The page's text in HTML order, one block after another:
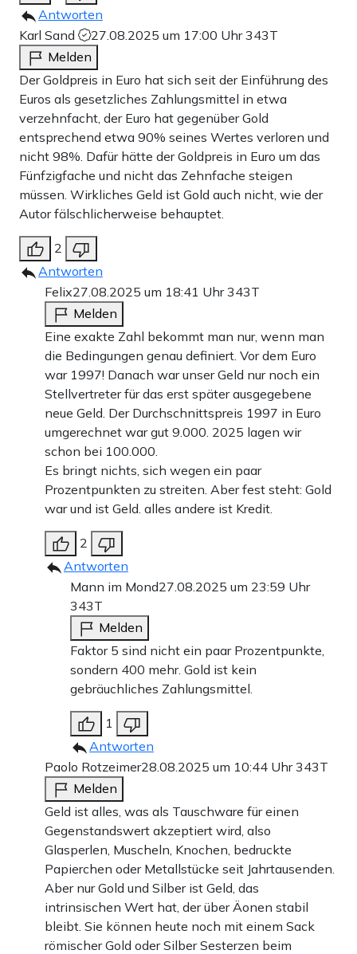
Antworten
Karl Sand
27.08.2025 um 17:00 Uhr343T
Melden
Der Goldpreis in Euro hat sich seit der Einführung des
Euros als gesetzliches Zahlungsmittel in etwa
verzehnfacht, der Euro hat gegenüber Gold
entsprechend etwa 90% seines Wertes verloren und
nicht 98%. Dafür hätte der Goldpreis in Euro um das
Fünfzigfache und nicht das Zehnfache steigen
müssen. Wirkliches Geld ist Gold auch nicht, wie der
Autor fälschlicherweise behauptet.
2
Antworten
Felix27.08.2025 um 18:41 Uhr343T
Melden
Eine exakte Zahl bekommt man nur, wenn man
die Bedingungen genau definiert. Vor dem Euro
war 1997! Danach war unser Geld nur noch ein
Stellvertreter für das erst später ausgegebene
neue Geld. Der Durchschnittspreis 1997 in Euro
umgerechnet war gut 9.000. 2025 lagen wir
schon bei 100.000.
Es bringt nichts, sich wegen ein paar
Prozentpunkten zu streiten. Aber fest steht: Gold
war und ist Geld. alles andere ist Kredit.
2
Antworten
Mann im Mond27.08.2025 um 23:59 Uhr
343T
Melden
Faktor 5 sind nicht ein paar Prozentpunkte,
sondern 400 mehr. Gold ist kein
gebräuchliches Zahlungsmittel.
1
Antworten
Paolo Rotzeimer28.08.2025 um 10:44 Uhr343T
Melden
Geld ist alles, was als Tauschware für einen
Gegenstandswert akzeptiert wird, also
Glasperlen, Muscheln, Knochen, bedruckte
Papierchen oder Metallstücke seit Jahrtausenden.
Aber nur Gold und Silber ist Geld, das
intrinsischen Wert hat, der über Äonen stabil
bleibt. Sie können heute noch mit einem Sack
römischer Gold oder Silber Sesterzen beim